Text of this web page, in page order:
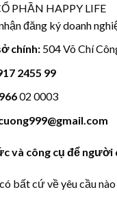
PHẦN HAPPY LIFE
đăng ký doanh
chính: 504 Võ Chí
2455 99
02 0003
và công cụ để người
bất cứ về yêu cầu